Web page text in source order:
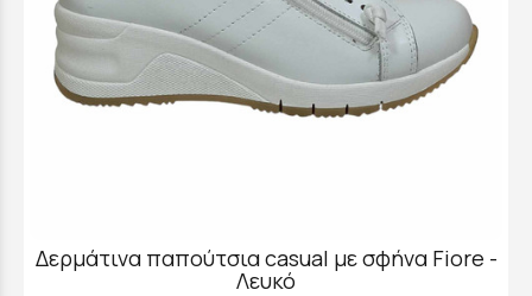
Δερμάτινα παπούτσια casual με σφήνα Fiore -
Λευκό